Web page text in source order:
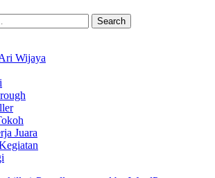
Search
Wijaya
Juara